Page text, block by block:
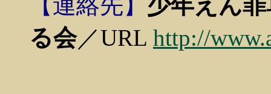
る会／URL http://